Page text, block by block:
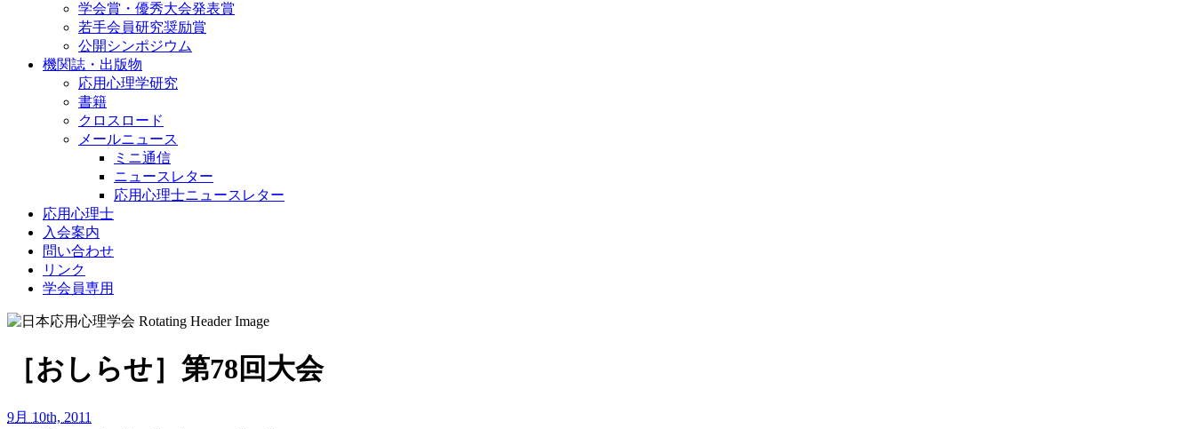
学会賞・優秀大会発表賞
若手会員研究奨励賞
公開シンポジウム
機関誌・出版物
応用心理学研究
書籍
クロスロード
メールニュース
ミニ通信
ニュースレター
応用心理士ニュースレター
応用心理士
入会案内
問い合わせ
リンク
学会員専用
［おしらせ］第78回大会
9月 10th, 2011